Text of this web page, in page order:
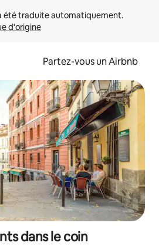
d'origine
Partez-vous un Airbnb
dans le coin